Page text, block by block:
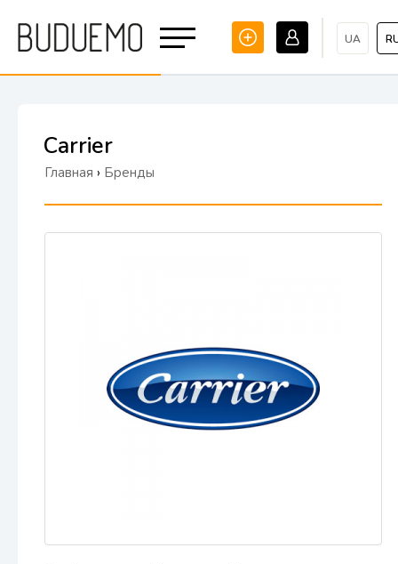
UA
Carrier
Главная › Бренды